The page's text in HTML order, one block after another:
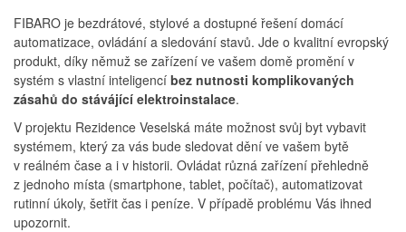
FIBARO je bezdrátové, stylové a dostupné řešení domácí
automatizace, ovládání a sledování stavů. Jde o kvalitní evropský
produkt, díky němuž se zařízení ve vašem domě promění v
systém s vlastní inteligencí bez nutnosti komplikovaných
zásahů do stávájící elektroinstalace.
V projektu Rezidence Veselská máte možnost svůj byt vybavit
systémem, který za vás bude sledovat dění ve vašem bytě
v reálném čase a i v historii. Ovládat různá zařízení přehledně
z jednoho místa (smartphone, tablet, počítač), automatizovat
rutinní úkoly, šetřit čas i peníze. V případě problému Vás ihned
upozornit.